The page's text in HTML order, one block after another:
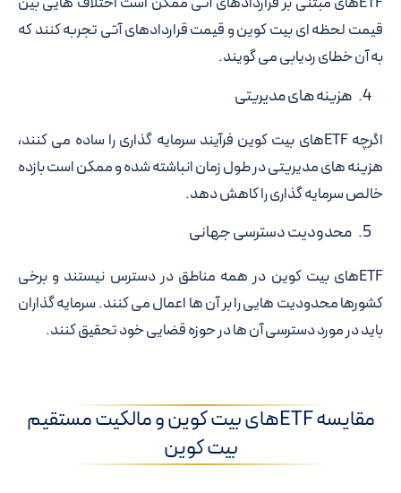
قیمت لحظه ای بیت کوین و قیمت قراردادهای آتی تجربه کنند که
به آن خطای ردیابی می گویند.
هزینه های مدیریتی
اگرچه ETFهای بیت کوین فرآیند سرمایه گذاری را ساده می کنند،
هزینه های مدیریتی در طول زمان انباشته شده و ممکن است بازده
خالص سرمایه گذاری را کاهش دهد.
محدودیت دسترسی جهانی
ETFهای بیت کوین در همه مناطق در دسترس نیستند و برخی
کشورها محدودیت هایی را بر آن ها اعمال می کنند. سرمایه گذاران
باید در مورد دسترسی آن ها در حوزه قضایی خود تحقیق کنند.
مقایسه ETFهای بیت کوین و مالکیت مستقیم
بیت کوین